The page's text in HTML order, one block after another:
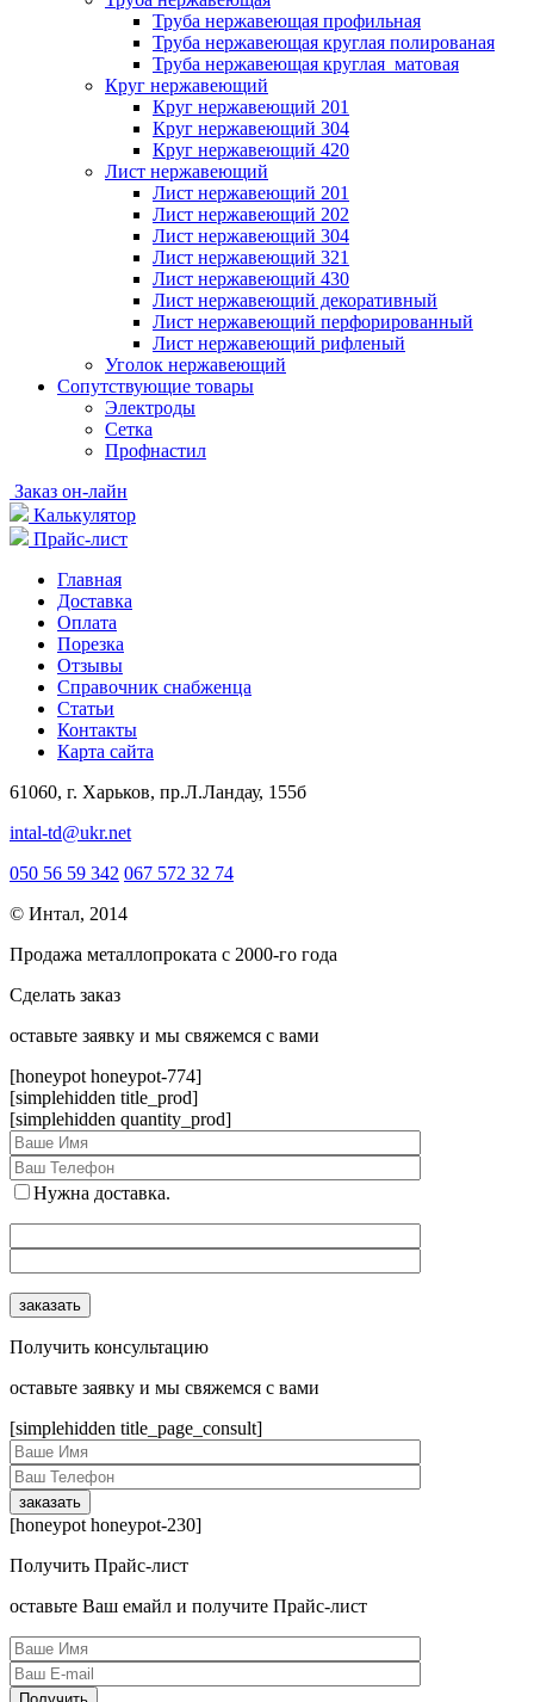
Труба нержавеющая профильная
Труба нержавеющая круглая полированая
Труба нержавеющая круглая матовая
Круг нержавеющий
Круг нержавеющий 201
Круг нержавеющий 304
Круг нержавеющий 420
Лист нержавеющий
Лист нержавеющий 201
Лист нержавеющий 202
Лист нержавеющий 304
Лист нержавеющий 321
Лист нержавеющий 430
Лист нержавеющий декоративный
Лист нержавеющий перфорированный
Лист нержавеющий рифленый
Уголок нержавеющий
Cопутствующие товары
Электроды
Сетка
Профнастил
Заказ он-лайн
Калькулятор
Прайс-лист
Главная
Доставка
Оплата
Порезка
Отзывы
Справочник снабженца
Статьи
Контакты
Карта сайта
61060, г. Харьков, пр.Л.Ландау, 155б
intal-td@ukr.net
050 56 59 342 067 572 32 74
© Интал, 2014
Продажа металлопроката с 2000-го года
Сделать заказ
оcтавьте заявку и мы свяжемся с вами
[honeypot honeypot-774]
[simplehidden title_prod]
[simplehidden quantity_prod]
Нужна доставка.
Получить консультацию
оcтавьте заявку и мы свяжемся с вами
[simplehidden title_page_consult]
[honeypot honeypot-230]
Получить Прайс-лист
оcтавьте Ваш емайл и получите Прайс-лист